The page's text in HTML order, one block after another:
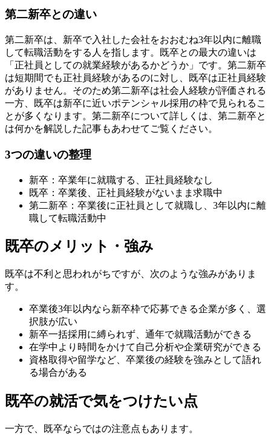
第二新卒との違い
第二新卒は、新卒で入社した会社をおおむね3年以内に離職
して転職活動をする人を指します。既卒との最大の違いは
「正社員としての就業経験があるかどうか」です。第二新卒
は短期間でも正社員経験があるのに対し、既卒は正社員経験
がありません。そのため第二新卒は社会人経験が評価される
一方、既卒は新卒に近いポテンシャル採用の枠で見られるこ
とが多くなります。第二新卒について詳しくは、第二新卒と
は何かを解説した記事もあわせてご覧ください。
3つの違いの整理
新卒：卒業年に就職する、正社員経験なし
既卒：卒業後、正社員経験がないまま求職中
第二新卒：卒業後に正社員として就職し、3年以内に離
職して転職活動中
既卒のメリット・強み
既卒は不利と思われがちですが、次のような強みがありま
す。
卒業後3年以内なら新卒枠で応募できる企業が多く、選
択肢が広い
新卒一括採用に縛られず、通年で就職活動ができる
在学中より時間をかけて自己分析や企業研究ができる
資格取得や留学など、卒業後の経験を強みとして語れ
る場合がある
既卒の就活で気をつけたい点
一方で、既卒ならではの注意点もあります。